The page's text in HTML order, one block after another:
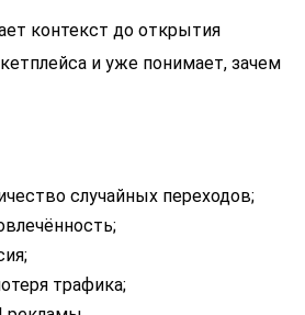
контекст до открытия
и уже понимает, зачем
случайных переходов;
трафика;